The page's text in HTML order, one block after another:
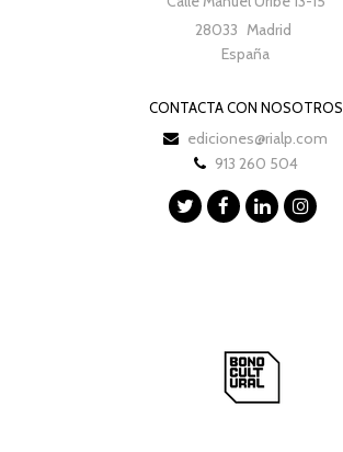
28033 Madrid
España
CONTACTA CON NOSOTROS
ediciones@rialp.com
913 260 504